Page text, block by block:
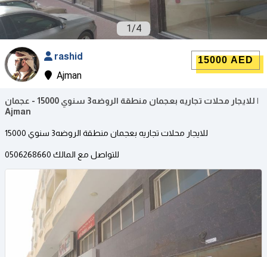
1/4
rashid
Ajman
15000 AED
للايجار محلات تجاريه بعجمان منطقة الروضه3 سنوي 15000 - عجمان |
Ajman
للايجار محلات تجاريه بعجمان منطقة الروضه3 سنوي 15000
للتواصل مع المالك 0506268660